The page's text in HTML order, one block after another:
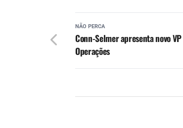
NÃO PERCA
Conn-Selmer apresenta novo
Operações